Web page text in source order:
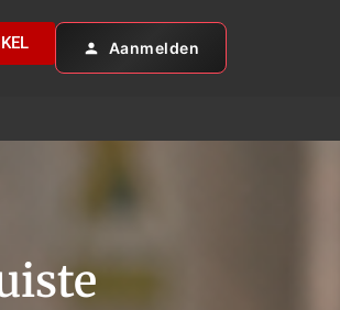
Aanmelden